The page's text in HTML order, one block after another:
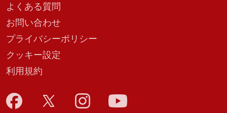
よくある質問
お問い合わせ
プライバシーポリシー
クッキー設定
利用規約